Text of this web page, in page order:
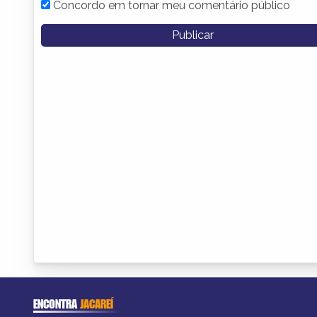
Concordo em tornar meu comentário público
ENCONTRAJACAREÍ